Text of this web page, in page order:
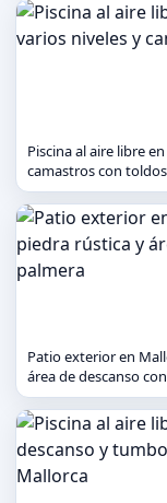
Piscina al aire libre
camastros con
Patio exterior en
área de descanso